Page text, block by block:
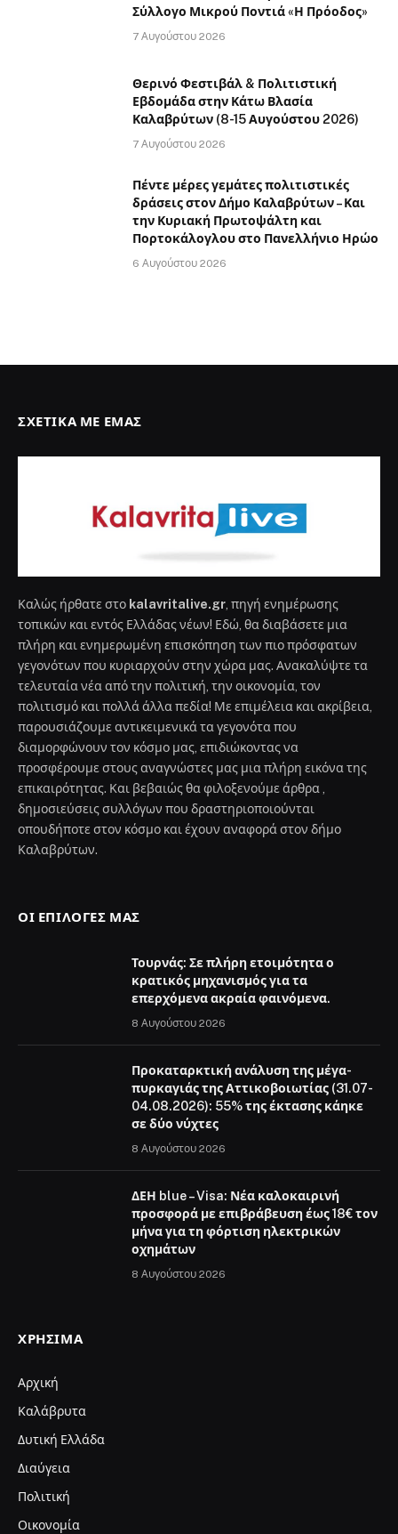
Σύλλογο Μικρού Ποντιά «Η Πρόοδος»
7 Αυγούστου 2026
Θερινό Φεστιβάλ & Πολιτιστική
Εβδομάδα στην Κάτω Βλασία
Καλαβρύτων (8-15 Αυγούστου 2026)
7 Αυγούστου 2026
Πέντε μέρες γεμάτες πολιτιστικές
δράσεις στον Δήμο Καλαβρύτων – Και
την Κυριακή Πρωτοψάλτη και
Πορτοκάλογλου στο Πανελλήνιο Ηρώο
6 Αυγούστου 2026
ΣΧΕΤΙΚΆ ΜΕ ΕΜΆΣ
Καλώς ήρθατε στο kalavritalive.gr, πηγή ενημέρωσης
τοπικών και εντός Ελλάδας νέων! Εδώ, θα διαβάσετε μια
πλήρη και ενημερωμένη επισκόπηση των πιο πρόσφατων
γεγονότων που κυριαρχούν στην χώρα μας. Ανακαλύψτε τα
τελευταία νέα από την πολιτική, την οικονομία, τον
πολιτισμό και πολλά άλλα πεδία! Με επιμέλεια και ακρίβεια,
παρουσιάζουμε αντικειμενικά τα γεγονότα που
διαμορφώνουν τον κόσμο μας, επιδιώκοντας να
προσφέρουμε στους αναγνώστες μας μια πλήρη εικόνα της
επικαιρότητας. Και βεβαιώς θα φιλοξενούμε άρθρα ,
δημοσιεύσεις συλλόγων που δραστηριοποιούνται
οπουδήποτε στον κόσμο και έχουν αναφορά στον δήμο
Καλαβρύτων.
ΟΙ ΕΠΙΛΟΓΈΣ ΜΑΣ
Τουρνάς: Σε πλήρη ετοιμότητα ο
κρατικός μηχανισμός για τα
επερχόμενα ακραία φαινόμενα.
8 Αυγούστου 2026
Προκαταρκτική ανάλυση της μέγα-
πυρκαγιάς της Αττικοβοιωτίας (31.07-
04.08.2026): 55% της έκτασης κάηκε
σε δύο νύχτες
8 Αυγούστου 2026
ΔΕΗ blue – Visa: Νέα καλοκαιρινή
προσφορά με επιβράβευση έως 18€ τον
μήνα για τη φόρτιση ηλεκτρικών
οχημάτων
8 Αυγούστου 2026
ΧΡΉΣΙΜΑ
Αρχική
Καλάβρυτα
Δυτική Ελλάδα
Διαύγεια
Πολιτική
Οικονομία